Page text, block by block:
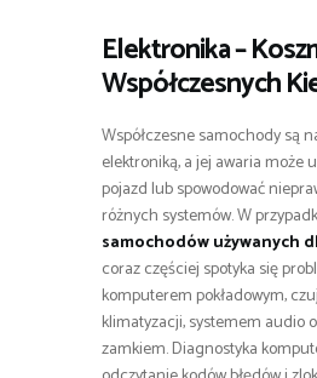
Elektronika –
Współczesnych
Współczesne samochody są
elektroniką, a jej awaria może
pojazd lub spowodować
różnych systemów. W
samochodów używanych
coraz częściej spotyka się
komputerem pokładowym,
klimatyzacji, systemem audio
zamkiem. Diagnostyka